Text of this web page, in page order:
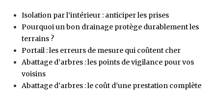
Isolation par l’intérieur : anticiper les prises
Pourquoi un bon drainage protège durablement les
terrains ?
Portail : les erreurs de mesure qui coûtent cher
Abattage d’arbres : les points de vigilance pour vos
voisins
Abattage d’arbres : le coût d’une prestation complète